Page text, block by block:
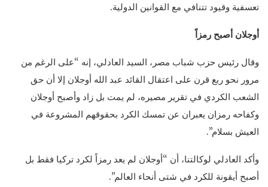
تعسفية وقيود تتنافي مع القوانين الدولية.
أوجلان أصبح رمزاً
وقال رئيس حزب شباب مصر، السيد العادلي، إنه “على الرغم من
مرور نحو ربع قرن على اعتقال القائد عبد الله أوجلان إلا أن حق
الشعب الكردي في تقرير مصيره، لم يمت بل زاد وأصبح أوجلان
وكفاحه رمزان يعبران عن تمسك الكرد بحقوقهم المشروعة في
العيش بسلام”.
وأكد العادلي لوكالتنا، أن “أوجلان لم يعد رمزاً لكرد تركيا فقط بل
أصبح أيقونة للكرد في شتى أنحاء العالم”.